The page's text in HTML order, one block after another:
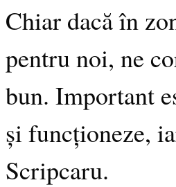
Chiar dacă în
pentru noi, ne
bun. Important
și funcționeze,
Scripcaru.